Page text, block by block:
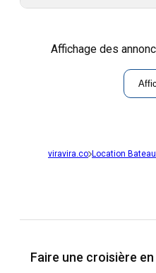
Affichage des
viravira.co Location Bateau
Faire une croisière